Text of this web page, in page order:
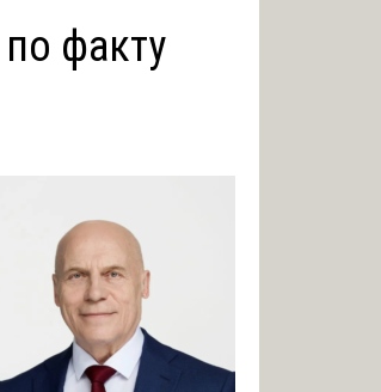
факту